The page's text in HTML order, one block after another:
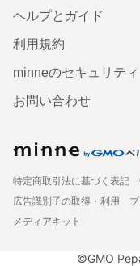
ヘルプとガイド
利用規約
minneのセキュリティ
お問い合わせ
特定商取引法に基づく表記
広告識別子の取得・利用
メディアキット
©GMO